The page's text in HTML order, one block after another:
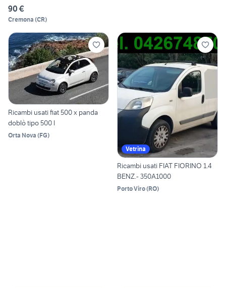
90 €
Cremona (CR)
Ricambi usati fiat 500 x panda
doblò tipo 500 l
Orta Nova (FG)
Vetrina
Ricambi usati FIAT FIORINO 1.4
BENZ.- 350A1000
Porto Viro(RO)